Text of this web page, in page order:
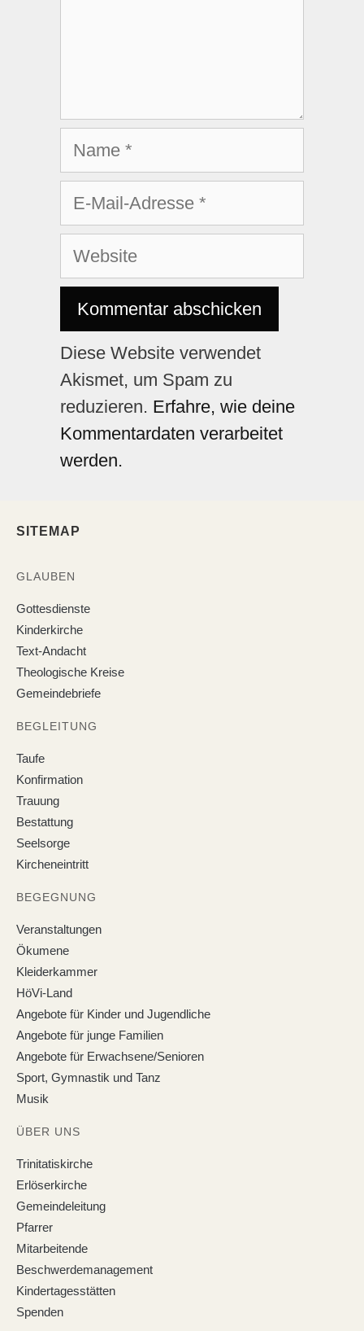
Diese Website verwendet
Akismet, um Spam zu
reduzieren. Erfahre, wie deine
Kommentardaten verarbeitet
werden.
SITEMAP
GLAUBEN
Gottesdienste
Kinderkirche
Text-Andacht
Theologische Kreise
Gemeindebriefe
BEGLEITUNG
Taufe
Konfirmation
Trauung
Bestattung
Seelsorge
Kircheneintritt
BEGEGNUNG
Veranstaltungen
Ökumene
Kleiderkammer
HöVi-Land
Angebote für Kinder und Jugendliche
Angebote für junge Familien
Angebote für Erwachsene/Senioren
Sport, Gymnastik und Tanz
Musik
ÜBER UNS
Trinitatiskirche
Erlöserkirche
Gemeindeleitung
Pfarrer
Mitarbeitende
Beschwerdemanagement
Kindertagesstätten
Spenden